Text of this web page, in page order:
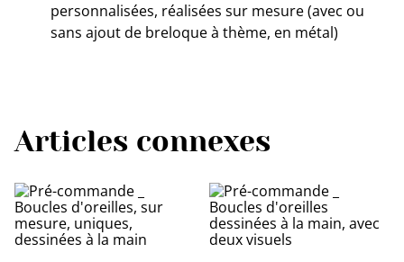
personnalisées, réalisées sur mesure (avec ou
sans ajout de breloque à thème, en métal)
Articles connexes